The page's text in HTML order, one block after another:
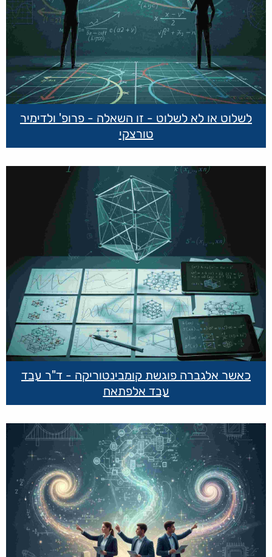
לשלוט או לא לשלוט - זו השאלה - פרופ' ולדימיר
טורצקי
כאשר אלגברה פוגשת קומבינטוריקה - ד"ר עבד
עבד אלפתאח